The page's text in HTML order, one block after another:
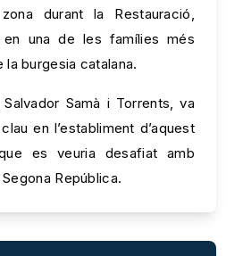
durant la Restauració,
en una de les famílies més
burgesia catalana.
Samà i Torrents, va
en l’establiment d’aquest
es veuria desafiat amb
Segona República.